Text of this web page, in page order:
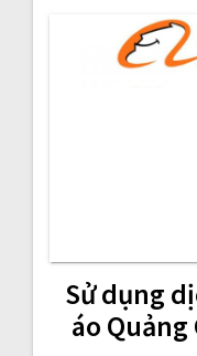
Sử dụng
áo